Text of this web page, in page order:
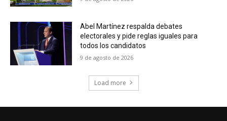
Abel Martínez respalda debates
electorales y pide reglas iguales para
todos los candidatos
9 de agosto de 2026
Load more